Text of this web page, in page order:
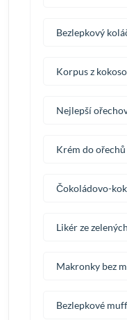
Bezlepkový
Korpus z
Nejlepší
Krém do ořechů
Čokoládovo-
Likér ze
Makronky bez
Bezlepkové